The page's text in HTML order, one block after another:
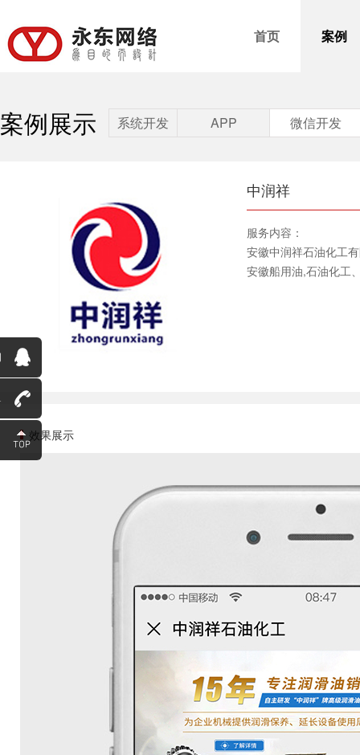
首页 案例
案例展示 系统开发 APP 微信开发
中润祥
服务内容：
安徽中润祥石油化工
安徽船用油,石油化工
效果展示